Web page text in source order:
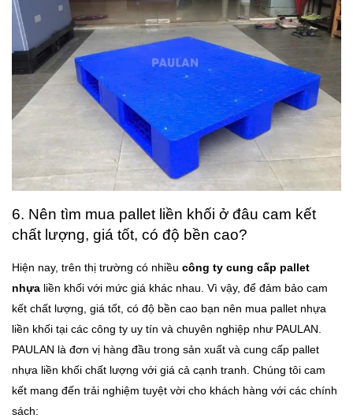
6. Nên tìm mua pallet liền khối ở đâu cam kết
chất lượng, giá tốt, có độ bền cao?
Hiện nay, trên thị trường có nhiều công ty cung cấp pallet
nhựa liền khối với mức giá khác nhau. Vì vậy, để đảm bảo cam
kết chất lượng, giá tốt, có độ bền cao bạn nên mua pallet nhựa
liền khối tại các công ty uy tín và chuyên nghiệp như PAULAN.
PAULAN là đơn vị hàng đầu trong sản xuất và cung cấp pallet
nhựa liền khối chất lượng với giá cả cạnh tranh. Chúng tôi cam
kết mang đến trải nghiệm tuyệt vời cho khách hàng với các chính
sách: